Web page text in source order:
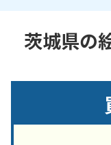
茨城県の